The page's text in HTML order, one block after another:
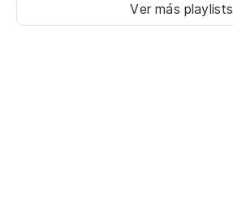
Ver más playlists